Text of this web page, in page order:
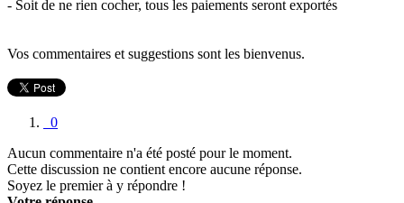
- Soit de ne rien cocher, tous les paiements seront exportés
Vos commentaires et suggestions sont les bienvenus.
0
Aucun commentaire n'a été posté pour le moment.
Cette discussion ne contient encore aucune réponse.
Soyez le premier à y répondre !